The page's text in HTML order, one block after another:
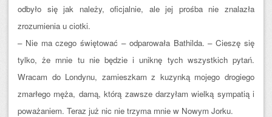
odbyło się jak należy, oficjalnie, ale jej prośba nie znalazła
zrozumienia u ciotki.
– Nie ma czego świętować – odparowała Bathilda. – Cieszę się
tylko, że mnie tu nie będzie i uniknę tych wszystkich pytań.
Wracam do Londynu, zamieszkam z kuzynką mojego drogiego
zmarłego męża, damą, którą zawsze darzyłam wielką sympatią i
poważaniem. Teraz już nic nie trzyma mnie w Nowym Jorku.